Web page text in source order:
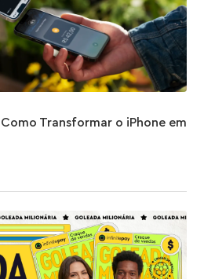
Transformar o iPhone em